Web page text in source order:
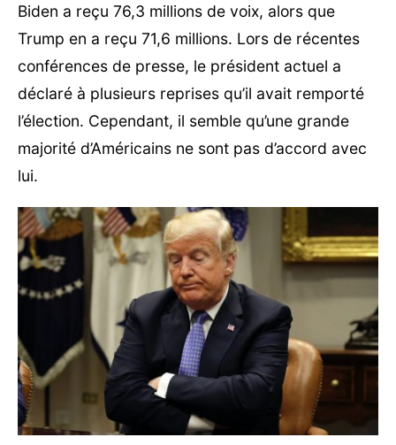
Biden a reçu 76,3 millions de voix, alors que
Trump en a reçu 71,6 millions. Lors de récentes
conférences de presse, le président actuel a
déclaré à plusieurs reprises qu’il avait remporté
l’élection. Cependant, il semble qu’une grande
majorité d’Américains ne sont pas d’accord avec
lui.